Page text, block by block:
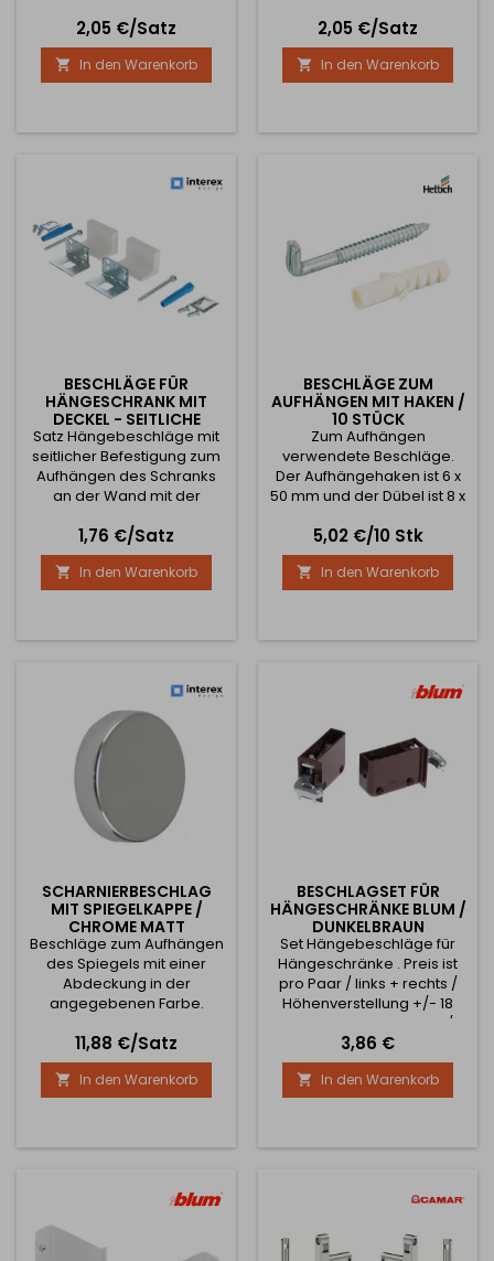
in zwei Richtungen. Set
enthält zwei
Aufhängebeschläge, zwei
Kunststoffkappen,
Aufhängeschraube, zwei
Preis
2,05 €/Satz
 In den Warenkorb
in zwei Richtungen. Das Set
enthält zwei
Aufhängebeschläge, zwei
Kunststoffkappen,
Aufhängeschraube, zwei
Preis
2,05 €/Satz
 In den Warenkorb
BESCHLÄGE FÜR
HÄNGESCHRANK MIT
DECKEL - SEITLICHE
MONTAGE / WEISS
Satz Hängebeschläge mit
seitlicher Befestigung zum
Aufhängen des Schranks
an der Wand mit der
in zwei Richtungen. Set
enthält zwei
Aufhängebeschläge, zwei
Kunststoffkappen,
Aufhängeschraube, zwei
Preis
1,76 €/Satz
 In den Warenkorb
BESCHLÄGE ZUM
AUFHÄNGEN MIT HAKEN /
10 STÜCK
Zum Aufhängen
verwendete Beschläge.
Der Aufhängehaken ist 6 x
50 mm und der Dübel ist 8 x
Das Paket enthält den
Aufhängebeschlag und
das Gegengewicht Der
Preis gilt für 10 Stück.
Preis
5,02 €/10 Stk
 In den Warenkorb
SCHARNIERBESCHLAG
MIT SPIEGELKAPPE /
CHROME MATT
Beschläge zum Aufhängen
des Spiegels mit einer
Abdeckung in der
angegebenen Farbe.
Vollständige Abmessungen
können in den Bildern
gefunden werden. Es gibt 3
Durchmesser-Optionen zur
Durchmesser wird
Lochabmessungen für die
einzelnen Kappen sind: 16
mm - 5 mm 20 mm - 6 mm
Preis
11,88 €/Satz
 In den Warenkorb
BESCHLAGSET FÜR
HÄNGESCHRÄNKE BLUM /
DUNKELBRAUN
Set Hängebeschläge für
Hängeschränke . Preis ist
pro Paar / links + rechts /
Höhenverstellung +/- 18
mm, Tiefenverstellung +/-
16 mm
Preis
3,86 €
 In den Warenkorb